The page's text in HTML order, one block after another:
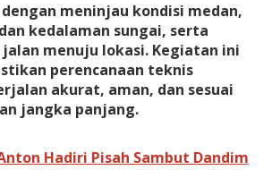
meninjau kondisi medan,
kedalaman sungai, serta
menuju lokasi. Kegiatan ini
perencanaan teknis
akurat, aman, dan sesuai
jangka panjang.
Hadiri Pisah Sambut Dandim